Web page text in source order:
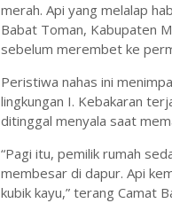
merah. Api yang melalap
Babat Toman, Kabupaten
sebelum merembet ke
Peristiwa nahas ini
lingkungan I. Kebakaran
ditinggal menyala saat
“Pagi itu, pemilik rumah
membesar di dapur. Api
kubik kayu,” terang Camat